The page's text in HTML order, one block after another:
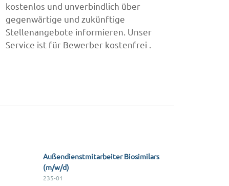
kostenlos und unverbindlich über
gegenwärtige und zukünftige
Stellenangebote informieren. Unser
Service ist für Bewerber kostenfrei .
Außendienstmitarbeiter Biosimilars
(m/w/d)
235-01